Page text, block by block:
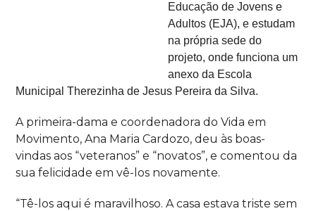
Educação de Jovens e
Adultos (EJA), e estudam
na própria sede do
projeto, onde funciona um
anexo da Escola
Municipal Therezinha de Jesus Pereira da Silva.
A primeira-dama e coordenadora do Vida em
Movimento, Ana Maria Cardozo, deu às boas-
vindas aos “veteranos” e “novatos”, e comentou da
sua felicidade em vê-los novamente.
“Tê-los aqui é maravilhoso. A casa estava triste sem